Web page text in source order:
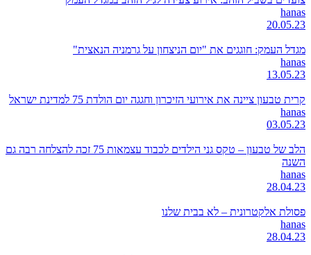
hanas
20.05.23
מגדל העמק: חוגגים את "יום הניצחון על גרמניה הנאצית"
hanas
13.05.23
קרית טבעון ציינה את אירועי הזיכרון וחגגה יום הולדת 75 למדינת ישראל
hanas
03.05.23
הלב של טבעון – טקס גני הילדים לכבוד עצמאות 75 זכה להצלחה רבה גם
השנה
hanas
28.04.23
פסולת אלקטרונית – לא בבית שלנו
hanas
28.04.23